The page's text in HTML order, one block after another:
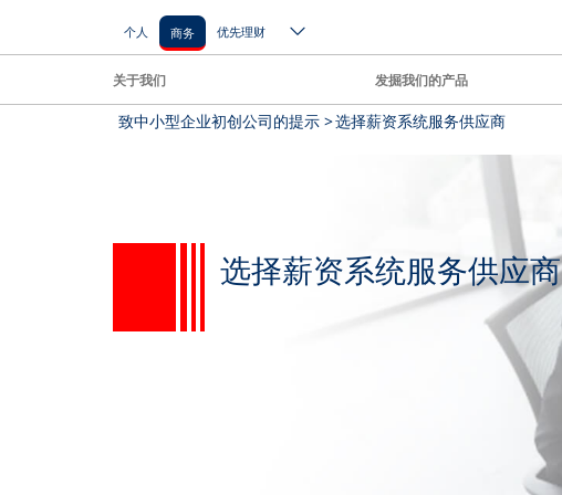
个人 商务 优先理财
关于我们 发掘我们的产品
致中小型企业初创公司的提示 >选择薪资系统服务供应商
选择薪资系统服务供应商